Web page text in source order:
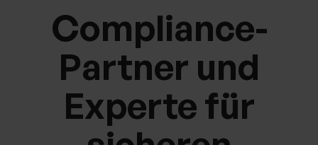
Compliance-
Partner und
Experte für